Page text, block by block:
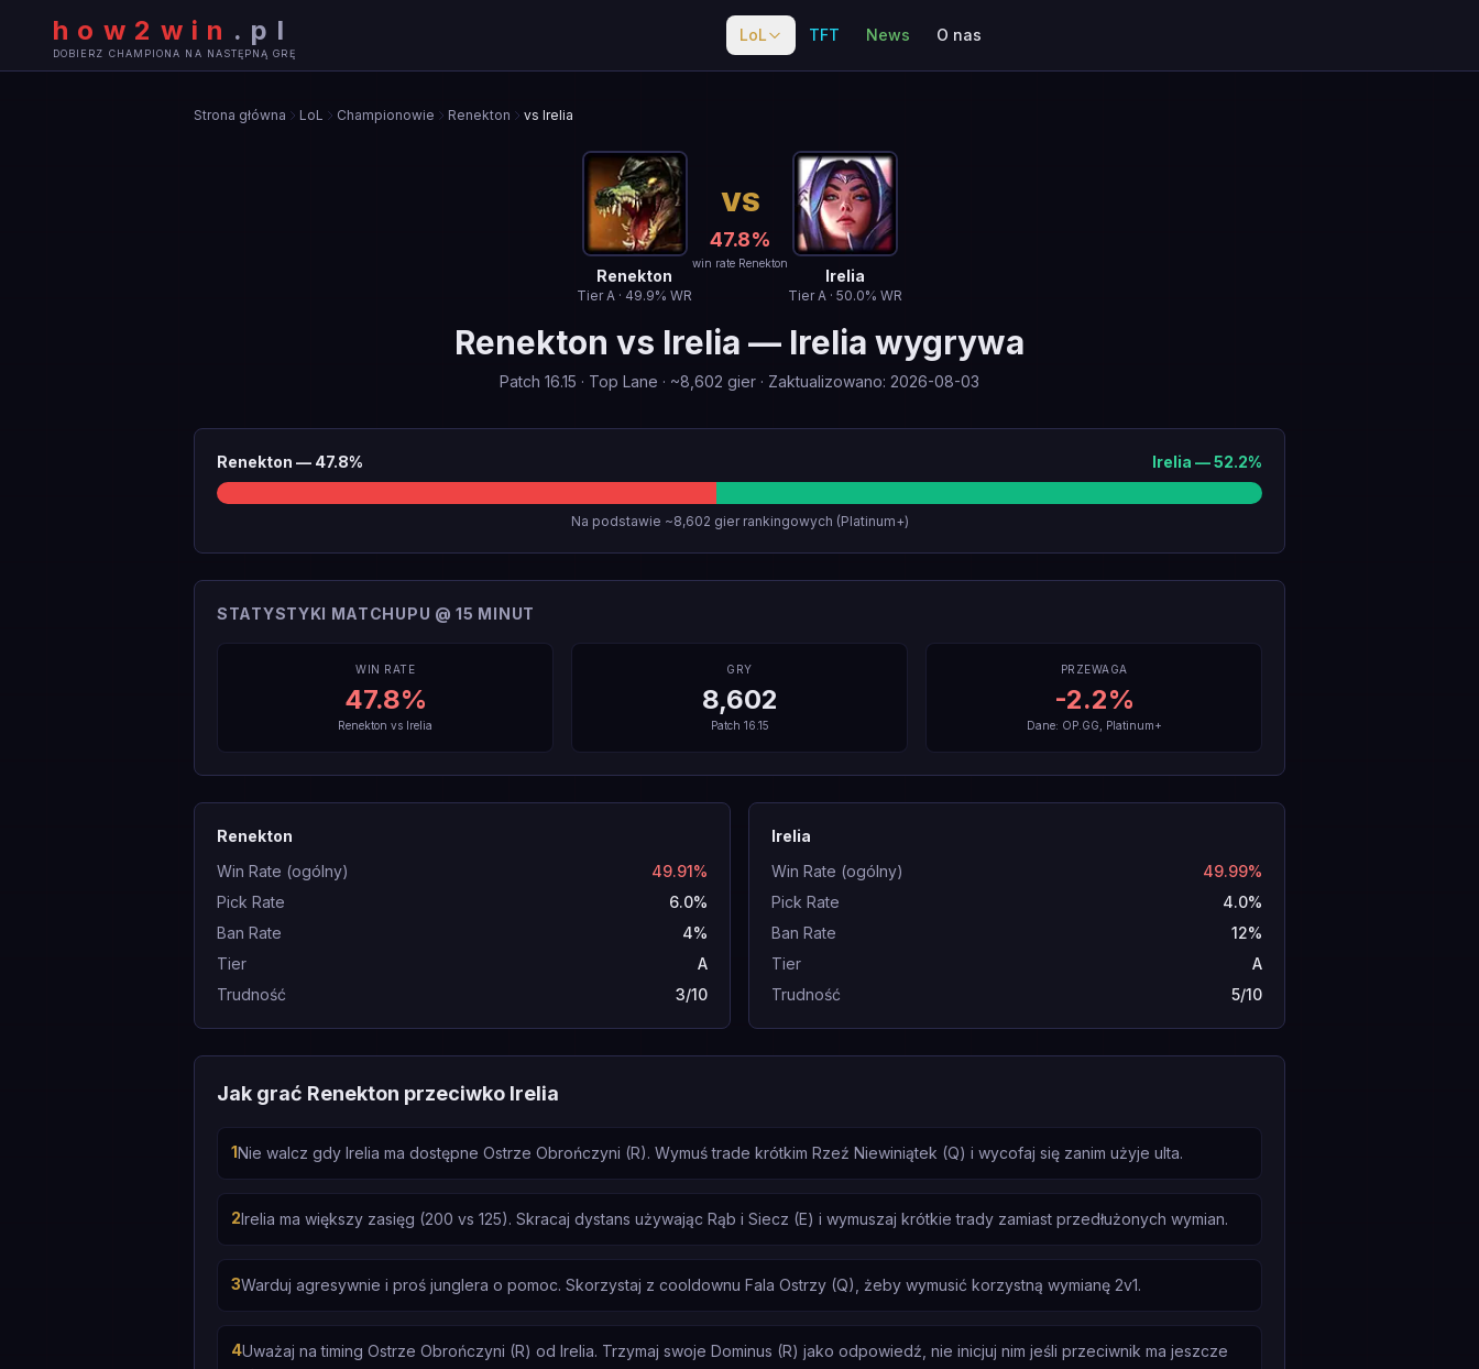
how2win . pl
DOBIERZ CHAMPIONA NA NASTĘPNĄ GRĘ
LoL TFT News O nas
Strona główna LoL Championowie Renekton vs Irelia
Renekton
TierA · 49.9% WR
VS
47.8%
win rate Renekton
Irelia
TierA · 50.0% WR
Renekton vs Irelia — Irelia wygrywa
Patch 16.15 · Top Lane · ~8,602 gier · Zaktualizowano: 2026-08-03
Renekton — 47.8% Irelia —52.2%
Na podstawie ~8,602 gier rankingowych (Platinum+)
STATYSTYKI MATCHUPU @ 15 MINUT
WIN RATE
47.8%
Renekton vs Irelia
GRY
8,602
Patch 16.15
PRZEWAGA
-2.2%
Dane: OP.GG, Platinum+
Renekton
Win Rate (ogólny)
49.91%
Pick Rate
6.0%
Ban Rate
4%
Tier
A
Trudność
3/10
Irelia
Win Rate (ogólny)
49.99%
Pick Rate
4.0%
Ban Rate
12%
Tier
A
Trudność
5/10
Jak grać Renekton przeciwko Irelia
1Nie walcz gdy Irelia ma dostępne Ostrze Obrończyni (R). Wymuś trade krótkim Rzeź Niewiniątek (Q) i wycofaj się zanim użyje ulta.
2Irelia ma większy zasięg (200 vs 125). Skracaj dystans używając Rąb i Siecz (E) i wymuszaj krótkie trady zamiast przedłużonych wymian.
3Warduj agresywnie i proś junglera o pomoc. Skorzystaj z cooldownu Fala Ostrzy (Q), żeby wymusić korzystną wymianę 2v1.
4Uważaj na timing Ostrze Obrończyni (R) od Irelia. Trzymaj swoje Dominus (R) jako odpowiedź, nie inicjuj nim jeśli przeciwnik ma jeszcze